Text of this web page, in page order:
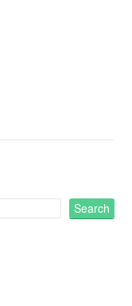
Search